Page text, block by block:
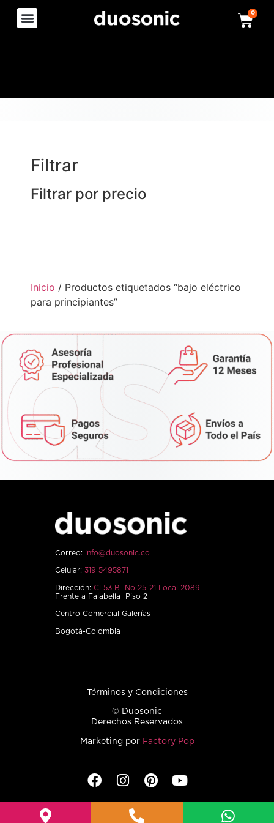
0
Filtrar
Filtrar por precio
Inicio / Productos etiquetados “bajo eléctrico
para principiantes”
Correo: info@duosonic.co
Celular: 319 5495871
Dirección: Cl 53 B No 25-21 Local 2089
Frente a Falabella Piso 2
Centro Comercial Galerías
Bogotá-Colombia
Términos y Condiciones
© Duosonic
Derechos Reservados
Marketing por Factory Pop